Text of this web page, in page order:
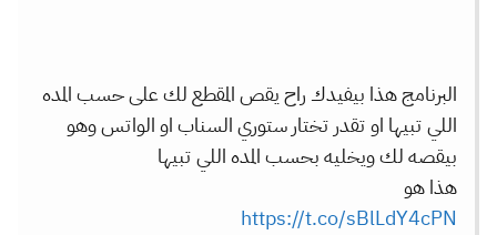
البرنامج هذا بيفيدك راح يقص المقطع لك على حسب المده
اللي تبيها او تقدر تختار ستوري السناب او الواتس وهو
بيقصه لك ويخليه بحسب المده اللي تبيها
هذا هو
https://t.co/sBlLdY4cPN